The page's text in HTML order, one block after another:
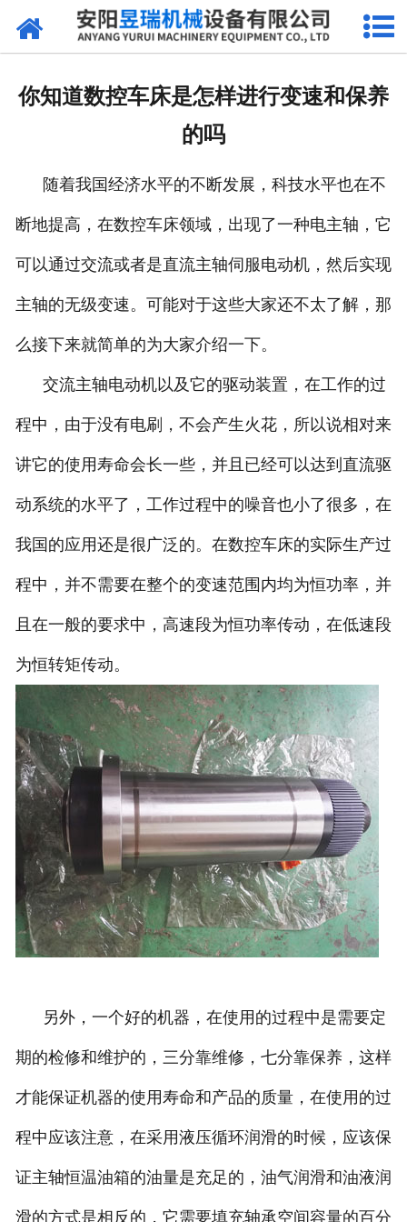
网站首页
联系我们
你知道数控车床是怎样进行变速和保养
的吗
随着我国经济水平的不断发展，科技水平也在不
断地提高，在数控车床领域，出现了一种电主轴，它
可以通过交流或者是直流主轴伺服电动机，然后实现
主轴的无级变速。可能对于这些大家还不太了解，那
么接下来就简单的为大家介绍一下。
交流主轴电动机以及它的驱动装置，在工作的过
程中，由于没有电刷，不会产生火花，所以说相对来
讲它的使用寿命会长一些，并且已经可以达到直流驱
动系统的水平了，工作过程中的噪音也小了很多，在
我国的应用还是很广泛的。在数控车床的实际生产过
程中，并不需要在整个的变速范围内均为恒功率，并
且在一般的要求中，高速段为恒功率传动，在低速段
为恒转矩传动。
另外，一个好的机器，在使用的过程中是需要定
期的检修和维护的，三分靠维修，七分靠保养，这样
才能保证机器的使用寿命和产品的质量，在使用的过
程中应该注意，在采用液压循环润滑的时候，应该保
证主轴恒温油箱的油量是充足的，油气润滑和油液润
滑的方式是相反的，它需要填充轴承空间容量的百分